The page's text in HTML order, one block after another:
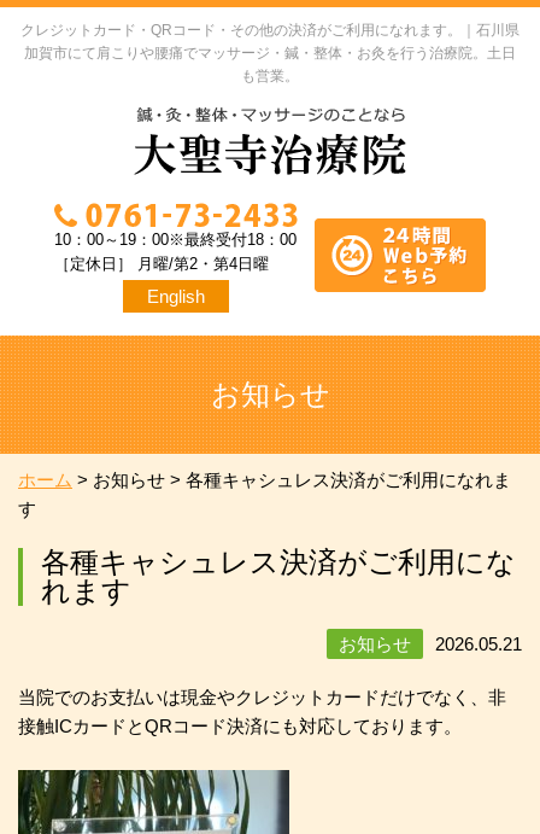
クレジットカード・QRコード・その他の決済がご利用になれます。｜石川県
加賀市にて肩こりや腰痛でマッサージ・鍼・整体・お灸を行う治療院。土日
も営業。
10：00～19：00※最終受付18：00
［定休日］ 月曜/第2・第4日曜
English
お知らせ
ホーム > お知らせ > 各種キャシュレス決済がご利用になれま
す
各種キャシュレス決済がご利用にな
れます
お知らせ 2026.05.21
当院でのお支払いは現金やクレジットカードだけでなく、非
接触ICカードとQRコード決済にも対応しております。